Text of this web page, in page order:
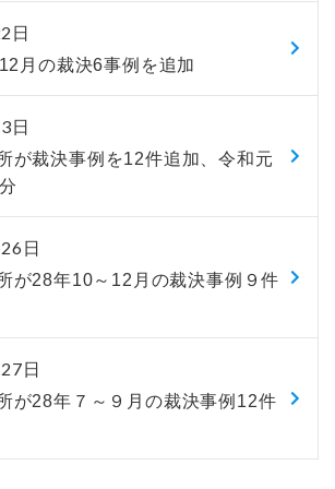
日
月の裁決6事例を追加
日
が裁決事例を12件追加、令和元
日
が28年10～12月の裁決事例９件
日
が28年７～９月の裁決事例12件